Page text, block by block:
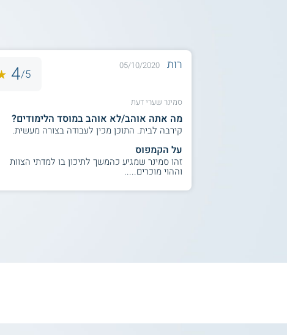
רות 05/10/2020
5/
4
סמינר שערי דעת
מה אתה אוהב/לא אוהב במוסד הלימודים?
קירבה לבית. התוכן מכין לעבודה בצורה מעשית.
על הקמפוס
זהו סמינר שמגיע כהמשך לתיכון בו למדתי הצוות
וההוי מוכרים.....